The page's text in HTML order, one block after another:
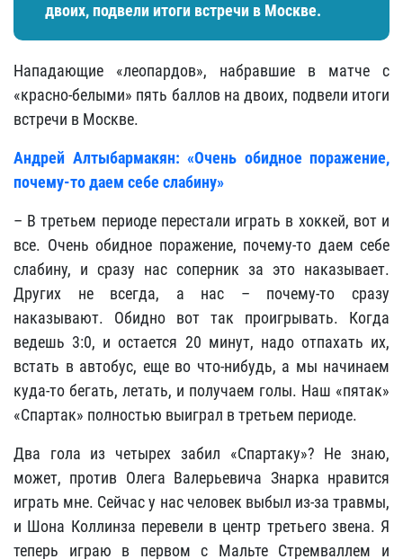
двоих, подвели итоги встречи в Москве.
Нападающие «леопардов», набравшие в матче с
«красно-белыми» пять баллов на двоих, подвели итоги
встречи в Москве.
Андрей Алтыбармакян: «Очень обидное поражение,
почему-то даем себе слабину»
– В третьем периоде перестали играть в хоккей, вот и
все. Очень обидное поражение, почему-то даем себе
слабину, и сразу нас соперник за это наказывает.
Других не всегда, а нас – почему-то сразу
наказывают. Обидно вот так проигрывать. Когда
ведешь 3:0, и остается 20 минут, надо отпахать их,
встать в автобус, еще во что-нибудь, а мы начинаем
куда-то бегать, летать, и получаем голы. Наш «пятак»
«Спартак» полностью выиграл в третьем периоде.
Два гола из четырех забил «Спартаку»? Не знаю,
может, против Олега Валерьевича Знарка нравится
играть мне. Сейчас у нас человек выбыл из-за травмы,
и Шона Коллинза перевели в центр третьего звена. Я
теперь играю в первом с Мальте Стремваллем и